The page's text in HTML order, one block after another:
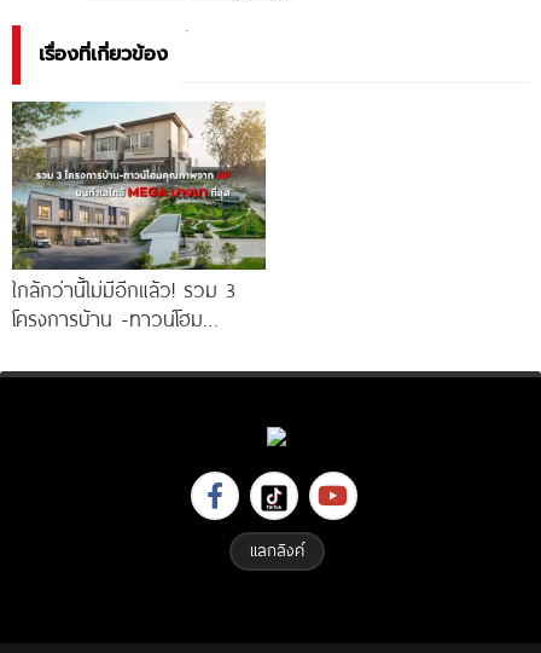
เรื่องที่เกี่ยวข้อง
ใกล้กว่านี้ไม่มีอีกแล้ว! รวม 3
โครงการบ้าน -ทาวน์โฮม
MEGA บางนา เพียง
แลกลิงค์